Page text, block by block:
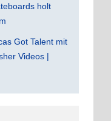
holt
Got Talent mit
Videos |